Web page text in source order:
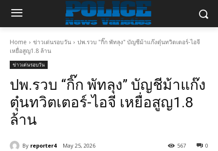
Home ข่าวเด่นรอบวัน
ปพ.รวบ "กิ๊ก พัทลุง" บัญชีม้าแก๊งตุ๋นทวิตเตอร์-ไอจี
เหยื่อสูญ1.8 ล้าน
ข่าวเด่นรอบวัน
ปพ.รวบ “กิ๊ก พัทลุง” บัญชีม้าแก๊ง
ตุ๋นทวิตเตอร์-ไอจี เหยื่อสูญ1.8
ล้าน
By reporter4 May 25, 2026 0
567